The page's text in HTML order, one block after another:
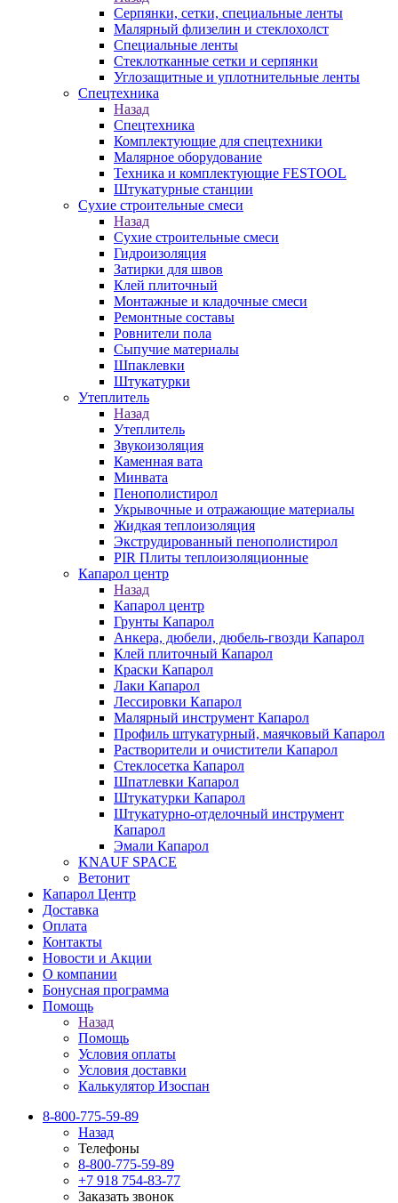
Серпянки, сетки, специальные ленты
Малярный флизелин и стеклохолст
Специальные ленты
Стеклотканные сетки и серпянки
Углозащитные и уплотнительные ленты
Спецтехника
Назад
Спецтехника
Комплектующие для спецтехники
Малярное оборудование
Техника и комплектующие FESTOOL
Штукатурные станции
Сухие строительные смеси
Назад
Сухие строительные смеси
Гидроизоляция
Затирки для швов
Клей плиточный
Монтажные и кладочные смеси
Ремонтные составы
Ровнители пола
Сыпучие материалы
Шпаклевки
Штукатурки
Утеплитель
Назад
Утеплитель
Звукоизоляция
Каменная вата
Минвата
Пенополистирол
Укрывочные и отражающие материалы
Жидкая теплоизоляция
Экструдированный пенополистирол
PIR Плиты теплоизоляционные
Капарол центр
Назад
Капарол центр
Грунты Капарол
Анкера, дюбели, дюбель-гвозди Капарол
Клей плиточный Капарол
Краски Капарол
Лаки Капарол
Лессировки Капарол
Малярный инструмент Капарол
Профиль штукатурный, маячковый Капарол
Растворители и очистители Капарол
Cтеклосетка Капарол
Шпатлевки Капарол
Штукатурки Капарол
Штукатурно-отделочный инструмент
Капарол
Эмали Капарол
KNAUF SPACE
Ветонит
Капарол Центр
Доставка
Оплата
Контакты
Новости и Акции
О компании
Бонусная программа
Помощь
Назад
Помощь
Условия оплаты
Условия доставки
Калькулятор Изоспан
8-800-775-59-89
Назад
Телефоны
8-800-775-59-89
+7 918 754-83-77
Заказать звонок